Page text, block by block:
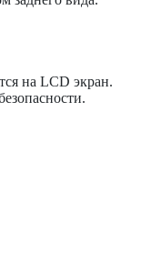
на LCD экран.